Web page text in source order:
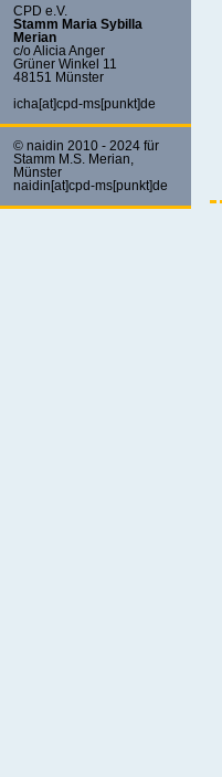
CPD e.V.
Stamm Maria Sybilla
Merian
c/o Alicia Anger
Grüner Winkel 11
48151 Münster
icha[at]cpd-ms[punkt]de
© naidin 2010 - 2024 für
Stamm M.S. Merian,
Münster
naidin[at]cpd-ms[punkt]de